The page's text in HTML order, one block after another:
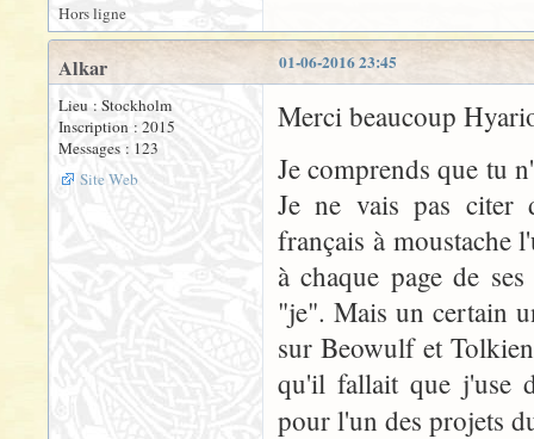
Hors ligne
01-06-2016 23:45
Alkar
Lieu : Stockholm
Inscription : 2015
Messages : 123
Site Web
Merci beaucoup
Je comprends que tu
Je ne vais pas citer
français à moustache
à chaque page de
"je". Mais un certain
sur Beowulf et
qu'il fallait que j'use
pour l'un des projets